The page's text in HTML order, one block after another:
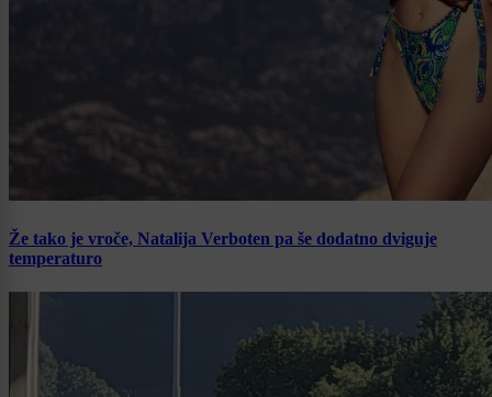
Že tako je vroče, Natalija Verboten pa še dodatno dviguje
temperaturo